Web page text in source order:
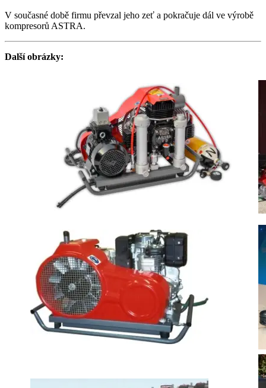
V současné době firmu převzal jeho zeť a pokračuje dál ve výrobě
kompresorů ASTRA.
Další obrázky: